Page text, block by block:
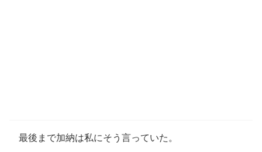
最後まで加納は私にそう言っていた。